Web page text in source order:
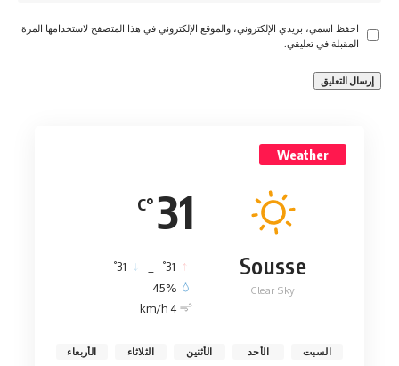
احفظ اسمي، بريدي الإلكتروني، والموقع الإلكتروني في هذا المتصفح لاستخدامها المرة
المقبلة في تعليقي.
Weather
31
°C
Sousse
Clear Sky
31
°
31
°
45%
4 km/h
السبت الأحد الأثنين الثلاثاء الأربعاء